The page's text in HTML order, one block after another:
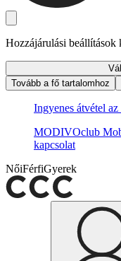
Hozzájárulási beállítások
Tovább a fő tartalomhoz
Ingyenes átvétel az
MODIVOclub
kapcsolat
NőiFérfiGyerek